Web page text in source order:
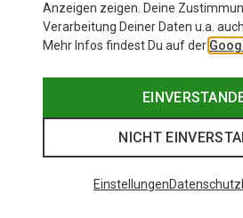
Anzeigen zeigen. Deine
Verarbeitung Deiner Daten u.a.
Mehr Infos findest Du auf der
NICHT
EinstellungenDatenschutz